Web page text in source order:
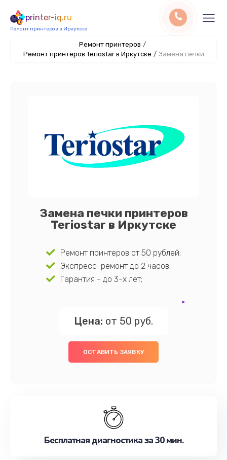
printer-iq.ru
Ремонт принтеров в Иркутске
Ремонт принтеров /
Ремонт принтеров Teriostar в Иркутске / Замена печки
Замена печки принтеров
Teriostar в Иркутске
Ремонт принтеров от 50 рублей;
Экспресс-ремонт до 2 часов;
Гарантия - до 3-х лет;
Цена: от 50 руб.
ОСТАВИТЬ ЗАЯВКУ
Бесплатная диагностика за 30 мин.